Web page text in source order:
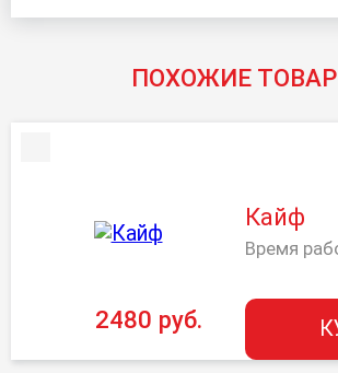
ПОХОЖИЕ
Кайф
Время
2480 руб.